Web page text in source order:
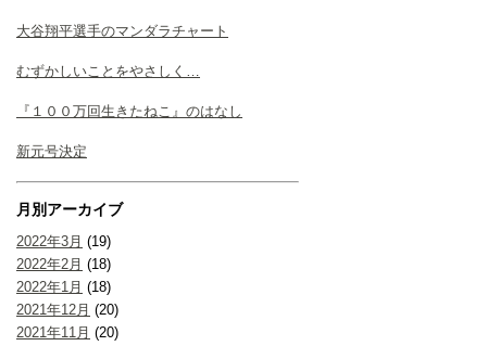
大谷翔平選手のマンダラチャート
むずかしいことをやさしく…
『１００万回生きたねこ』のはなし
新元号決定
月別アーカイブ
2022年3月 (19)
2022年2月 (18)
2022年1月 (18)
2021年12月 (20)
2021年11月 (20)